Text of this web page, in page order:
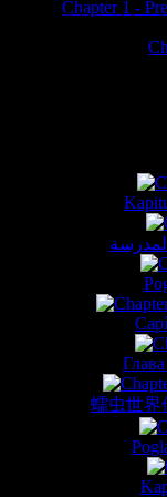
Chapter 1 -
蠕虫世界
website © Daniel